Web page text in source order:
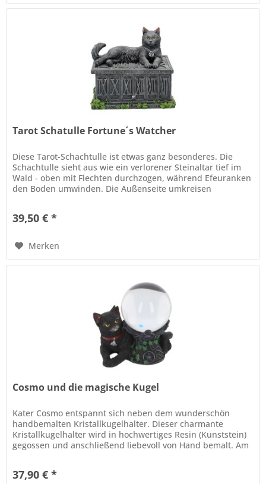
Tarot Schatulle Fortune´s Watcher
Diese Tarot-Schachtulle ist etwas ganz besonderes. Die
Schachtulle sieht aus wie ein verlorener Steinaltar tief im
Wald - oben mit Flechten durchzogen, während Efeuranken
den Boden umwinden. Die Außenseite umkreisen
39,50 € *
Merken
Cosmo und die magische Kugel
Kater Cosmo entspannt sich neben dem wunderschön
handbemalten Kristallkugelhalter. Dieser charmante
Kristallkugelhalter wird in hochwertiges Resin (Kunststein)
gegossen und anschließend liebevoll von Hand bemalt. Am
37,90 € *